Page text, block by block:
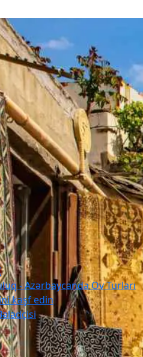
- Azərbaycanda Ov Turları
kəşf edin